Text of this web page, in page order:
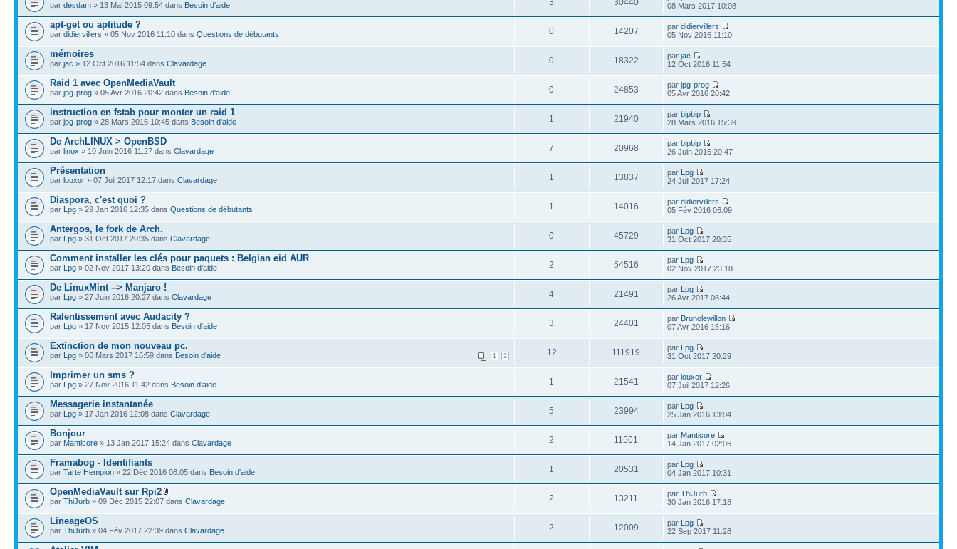
par desdam » 13 Mai 2015 09:54 dans Besoin d'aide
08 Mars 2017 10:08
apt-get ou aptitude ?
par didiervillers » 05 Nov 2016 11:10 dans Questions de débutants 0 14207 pardidiervillers
05 Nov 2016 11:10
mémoires
par jac » 12 Oct 2016 11:54 dans Clavardage 0 18322 parjac
12 Oct 2016 11:54
Raid 1 avec OpenMediaVault
par jpg-prog » 05 Avr 2016 20:42 dans Besoin d'aide 0 24853 parjpg-prog
05 Avr 2016 20:42
instruction en fstab pour monter un raid 1
par jpg-prog » 28 Mars 2016 10:45 dans Besoin d'aide 1 21940 parbipbip
28 Mars 2016 15:39
De ArchLINUX > OpenBSD
par linox » 10 Juin 2016 11:27 dans Clavardage 7 20968 parbipbip
26 Juin 2016 20:47
Présentation
par louxor » 07 Juil 2017 12:17 dans Clavardage 1 13837 par Lpg
24 Juil 2017 17:24
Diaspora, c'est quoi ?
par Lpg » 29 Jan 2016 12:35 dans Questions de débutants 1 14016 pardidiervillers
05 Fév 2016 06:09
Antergos, le fork de Arch.
par Lpg » 31 Oct 2017 20:35 dans Clavardage 0 45729 par Lpg
31 Oct 2017 20:35
Comment installer les clés pour paquets : Belgian eid AUR
par Lpg » 02 Nov 2017 13:20 dans Besoin d'aide 2 54516 par Lpg
02 Nov 2017 23:18
De LinuxMint --> Manjaro !
par Lpg » 27 Juin 2016 20:27 dans Clavardage 4 21491 par Lpg
26 Avr 2017 08:44
Ralentissement avec Audacity ?
par Lpg » 17 Nov 2015 12:05 dans Besoin d'aide 3 24401 par Brunolewillon
07 Avr 2016 15:16
Extinction de mon nouveau pc.
1 2
par Lpg » 06 Mars 2017 16:59 dans Besoin d'aide 12 111919 par Lpg
31 Oct 2017 20:29
Imprimer un sms ?
par Lpg » 27 Nov 2016 11:42 dans Besoin d'aide 1 21541 parlouxor
07 Juil 2017 12:26
Messagerie instantanée
par Lpg » 17 Jan 2016 12:08 dans Clavardage 5 23994 par Lpg
25 Jan 2016 13:04
Bonjour
par Manticore » 13 Jan 2017 15:24 dans Clavardage 2 11501 par Manticore
14 Jan 2017 02:06
Framabog - Identifiants
par Tarte Hempion » 22 Déc 2016 08:05 dans Besoin d'aide 1 20531 par Lpg
04 Jan 2017 10:31
OpenMediaVault sur Rpi2
par ThiJurb » 09 Déc 2015 22:07 dans Clavardage 2 13211 parThiJurb
30 Jan 2016 17:18
LineageOS
par ThiJurb » 04 Fév 2017 22:39 dans Clavardage 2 12009 par Lpg
22 Sep 2017 11:28